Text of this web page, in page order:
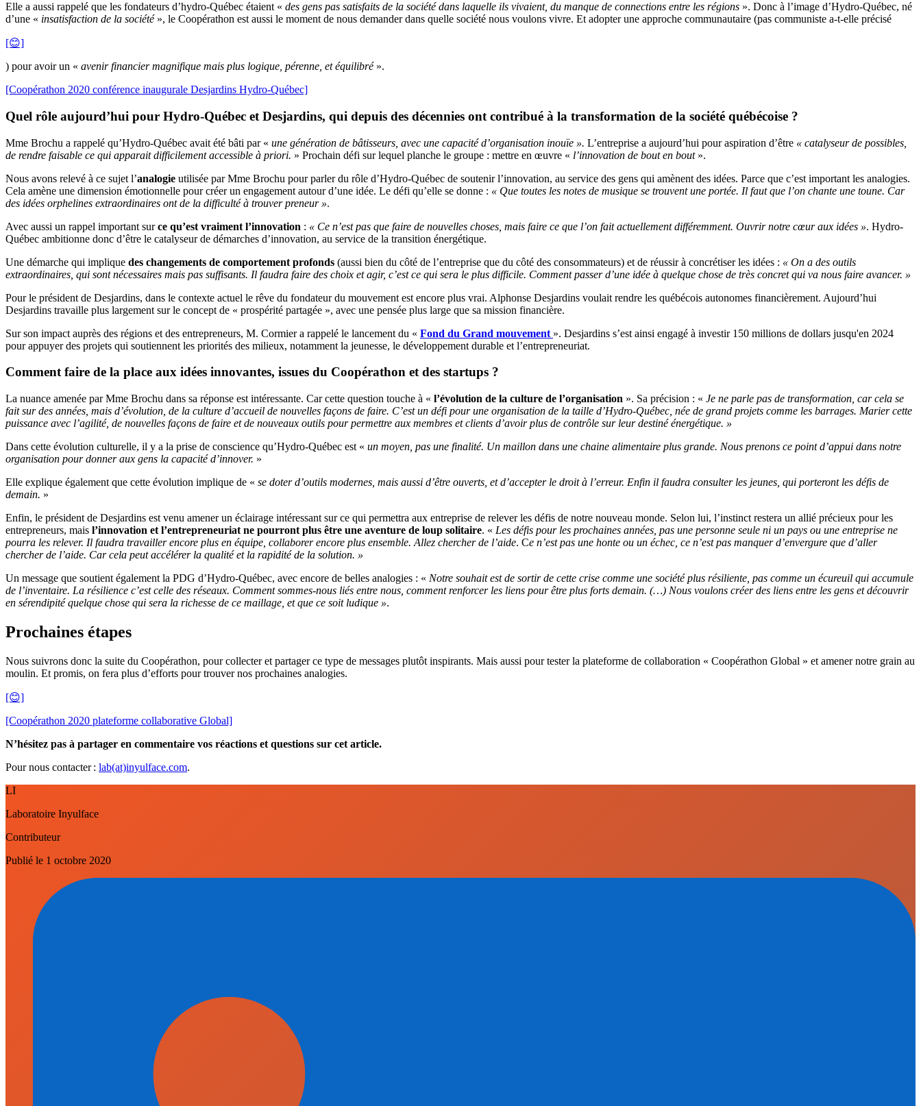
Elle a aussi rappelé que les fondateurs d’hydro-Québec étaient « des gens pas satisfaits de la société dans laquelle ils vivaient, du manque de connections entre les régions ». Donc à l’image d’Hydro-Québec, né
d’une « insatisfaction de la société», le Coopérathon est aussi le moment de nous demander dans quelle société nous voulons vivre. Et adopter une approche communautaire (pas communiste a-t-elle précisé
[😊]
) pour avoir un « avenir financier magnifique mais plus logique, pérenne, et équilibré».
[Coopérathon 2020 conférence inaugurale Desjardins Hydro-Québec]
Quel rôle aujourd’hui pour Hydro-Québec et Desjardins, qui depuis des décennies ont contribué à la transformation de la société québécoise ?
Mme Brochu a rappelé qu’Hydro-Québec avait été bâti par « une génération de bâtisseurs, avec une capacité d’organisation inouïe ». L’entreprise a aujourd’hui pour aspiration d’être « catalyseur de possibles,
de rendre faisable ce qui apparait difficilement accessible à priori. » Prochain défi sur lequel planche le groupe : mettre en œuvre « l’innovation de bout en bout».
Nous avons relevé à ce sujet l’analogie utilisée par Mme Brochu pour parler du rôle d’Hydro-Québec de soutenir l’innovation, au service des gens qui amènent des idées. Parce que c’est important les analogies.
Cela amène une dimension émotionnelle pour créer un engagement autour d’une idée. Le défi qu’elle se donne : « Que toutes les notes de musique se trouvent une portée. Il faut que l’on chante une toune. Car
des idées orphelines extraordinaires ont de la difficulté à trouver preneur ».
Avec aussi un rappel important surce qu’est vraiment l’innovation : « Ce n’est pas que faire de nouvelles choses, mais faire ce que l’on fait actuellement différemment. Ouvrir notre cœur aux idées ». Hydro-
Québec ambitionne donc d’être le catalyseur de démarches d’innovation, au service de la transition énergétique.
Une démarche qui implique des changements de comportement profonds (aussi bien du côté de l’entreprise que du côté des consommateurs) et de réussir à concrétiser les idées : « On a des outils
extraordinaires, qui sont nécessaires mais pas suffisants. Il faudra faire des choix et agir, c’est ce qui sera le plus difficile. Comment passer d’une idée à quelque chose de très concret qui va nous faire avancer. »
Pour le président de Desjardins, dans le contexte actuel le rêve du fondateur du mouvement est encore plus vrai. Alphonse Desjardins voulait rendre les québécois autonomes financièrement. Aujourd’hui
Desjardins travaille plus largement sur le concept de « prospérité partagée », avec une pensée plus large que sa mission financière.
Sur son impact auprès des régions et des entrepreneurs, M. Cormier a rappelé le lancement du « Fond du Grand mouvement ». Desjardins s’est ainsi engagé à investir 150 millions de dollars jusqu'en 2024
pour appuyer des projets qui soutiennent les priorités des milieux, notamment la jeunesse, le développement durable et l’entrepreneuriat.
Comment faire de la place aux idées innovantes, issues du Coopérathon et des startups ?
La nuance amenée par Mme Brochu dans sa réponse est intéressante. Car cette question touche à « l’évolution de la culture de l’organisation ». Sa précision : « Je ne parle pas de transformation, car cela se
fait sur des années, mais d’évolution, de la culture d’accueil de nouvelles façons de faire. C’est un défi pour une organisation de la taille d’Hydro-Québec, née de grand projets comme les barrages. Marier cette
puissance avec l’agilité, de nouvelles façons de faire et de nouveaux outils pour permettre aux membres et clients d’avoir plus de contrôle sur leur destiné énergétique. »
Dans cette évolution culturelle, il y a la prise de conscience qu’Hydro-Québec est « un moyen, pas une finalité. Un maillon dans une chaine alimentaire plus grande. Nous prenons ce point d’appui dans notre
organisation pour donner aux gens la capacité d’innover. »
Elle explique également que cette évolution implique de « se doter d’outils modernes, mais aussi d’être ouverts, et d’accepter le droit à l’erreur. Enfin il faudra consulter les jeunes, qui porteront les défis de
demain. »
Enfin, le président de Desjardins est venu amener un éclairage intéressant sur ce qui permettra aux entreprise de relever les défis de notre nouveau monde. Selon lui, l’instinct restera un allié précieux pour les
entrepreneurs, mais l’innovation et l’entrepreneuriat ne pourront plus être une aventure de loup solitaire. « Les défis pour les prochaines années, pas une personne seule ni un pays ou une entreprise ne
pourra les relever. Il faudra travailler encore plus en équipe, collaborer encore plus ensemble. Allez chercher de l’aide. Ce n’est pas une honte ou un échec, ce n’est pas manquer d’envergure que d’aller
chercher de l’aide. Car cela peut accélérer la qualité et la rapidité de la solution. »
Un message que soutient également la PDG d’Hydro-Québec, avec encore de belles analogies : « Notre souhait est de sortir de cette crise comme une société plus résiliente, pas comme un écureuil qui accumule
de l’inventaire. La résilience c’est celle des réseaux. Comment sommes-nous liés entre nous, comment renforcer les liens pour être plus forts demain. (…) Nous voulons créer des liens entre les gens et découvrir
en sérendipité quelque chose qui sera la richesse de ce maillage, et que ce soit ludique ».
Prochaines étapes
Nous suivrons donc la suite du Coopérathon, pour collecter et partager ce type de messages plutôt inspirants. Mais aussi pour tester la plateforme de collaboration « Coopérathon Global » et amener notre grain au
moulin. Et promis, on fera plus d’efforts pour trouver nos prochaines analogies.
[😊]
[Coopérathon 2020 plateforme collaborative Global]
N’hésitez pas à partager en commentaire vos réactions et questions sur cet article.
Pour nous contacter : lab(at)inyulface.com.
LI
Laboratoire Inyulface
Contributeur
Publié le 1 octobre 2020